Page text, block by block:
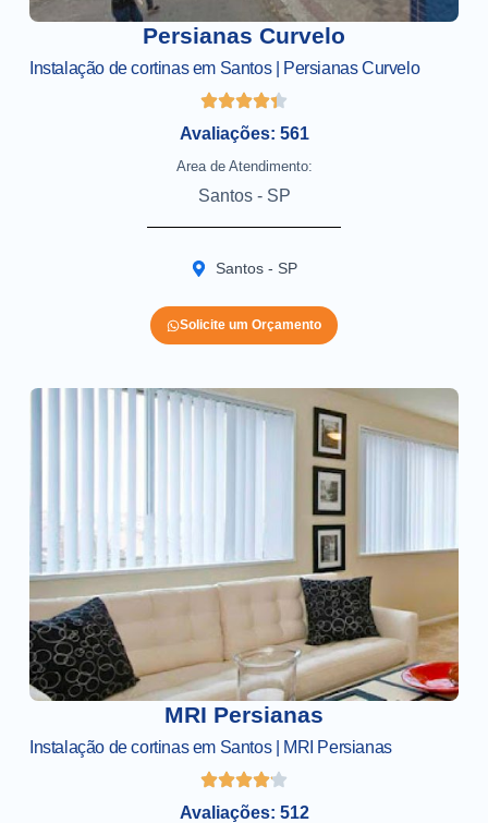
Persianas Curvelo
Instalação de cortinas em Santos | Persianas Curvelo
Avaliações: 561
Area de Atendimento:
Santos - SP
Santos - SP
Solicite um Orçamento
MRI Persianas
Instalação de cortinas em Santos | MRI Persianas
Avaliações: 512